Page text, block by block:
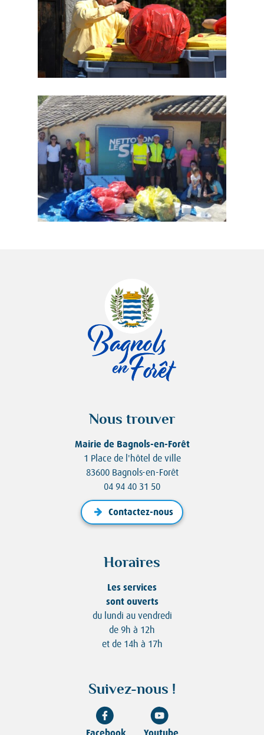
Nous trouver
Mairie de Bagnols-en-Forêt
1 Place de l'hôtel de ville
83600 Bagnols-en-Forêt
04 94 40 31 50
Contactez-nous
Horaires
Les services
sont ouverts
du lundi au vendredi
de 9h à 12h
et de 14h à 17h
Suivez-nous !
Facebook Youtube